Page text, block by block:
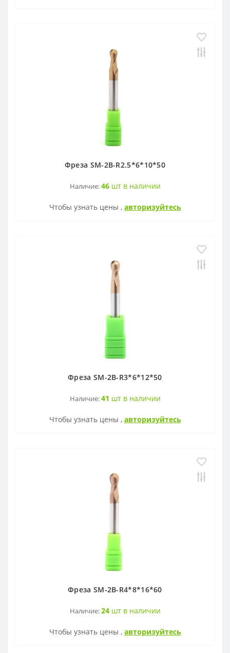
Фреза SM-2B-R2.5*6*10*50
Наличие:46шт в наличии
Чтобы узнать цены , авторизуйтесь
Фреза SM-2B-R3*6*12*50
Наличие:41 шт в наличии
Чтобы узнать цены , авторизуйтесь
Фреза SM-2B-R4*8*16*60
Наличие:24шт в наличии
Чтобы узнать цены , авторизуйтесь